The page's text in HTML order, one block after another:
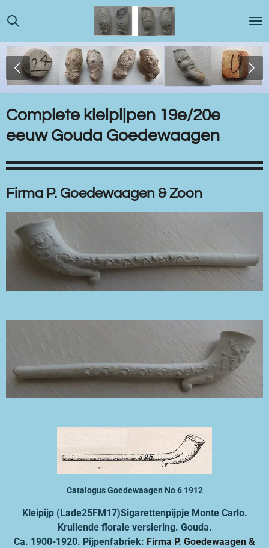
Ga
direct
naar
de
hoofdinhoud
Complete kleipijpen 19e/20e
eeuw Gouda Goedewaagen
Firma P. Goedewaagen & Zoon
Catalogus Goedewaagen No 6 1912
Kleipijp (Lade25FM17)Sigarettenpijpje Monte Carlo.
Krullende florale versiering. Gouda.
Ca. 1900-1920. Pijpenfabriek: Firma P. Goedewaagen &